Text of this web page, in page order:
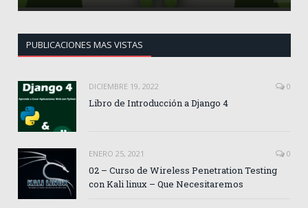
PUBLICACIONES MAS VISTAS
DICIEMBRE 19, 2022 0
Libro de Introducción a Django 4
ENERO 25, 2021 0
02 – Curso de Wireless Penetration Testing
con Kali linux – Que Necesitaremos